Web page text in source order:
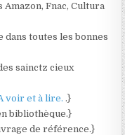
Fnac, Cultura
dans toutes les bonnes
sainctz cieux
voir et à lire..}
bibliothèque.}
de référence.}